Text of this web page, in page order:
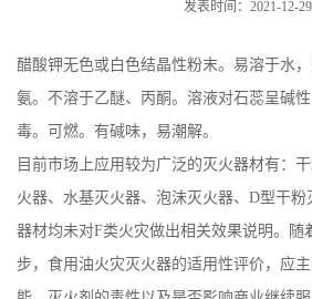
介
公
司
动
发表时间：2021-12-29
醋酸钾无色或白色结晶性粉末。易溶于水
氨。不溶于乙醚、丙酮。溶液对石蕊呈碱
毒。可燃。有碱味，易潮解。
目前市场上应用较为广泛的灭火器材有：
火器、水基灭火器、泡沫灭火器、D型干
器材均未对F类火灾做出相关效果说明。随
步，食用油火灾灭火器的适用性评价，应